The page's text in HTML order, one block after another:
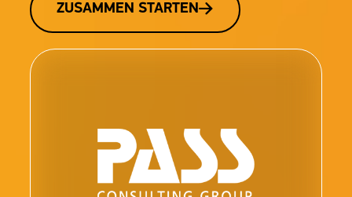
ZUSAMMEN STARTEN